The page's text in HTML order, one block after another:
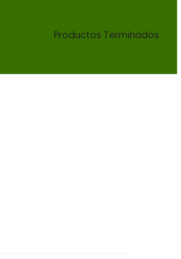
Productos Terminados